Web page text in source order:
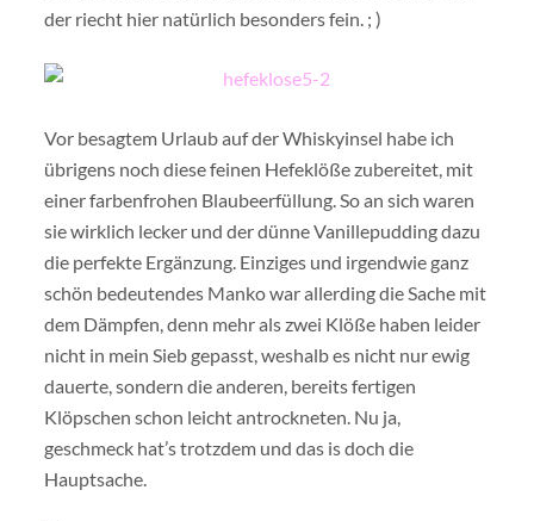
der riecht hier natürlich besonders fein. ; )
Vor besagtem Urlaub auf der Whiskyinsel habe ich
übrigens noch diese feinen Hefeklöße zubereitet, mit
einer farbenfrohen Blaubeerfüllung. So an sich waren
sie wirklich lecker und der dünne Vanillepudding dazu
die perfekte Ergänzung. Einziges und irgendwie ganz
schön bedeutendes Manko war allerding die Sache mit
dem Dämpfen, denn mehr als zwei Klöße haben leider
nicht in mein Sieb gepasst, weshalb es nicht nur ewig
dauerte, sondern die anderen, bereits fertigen
Klöpschen schon leicht antrockneten. Nu ja,
geschmeck hat’s trotzdem und das is doch die
Hauptsache.